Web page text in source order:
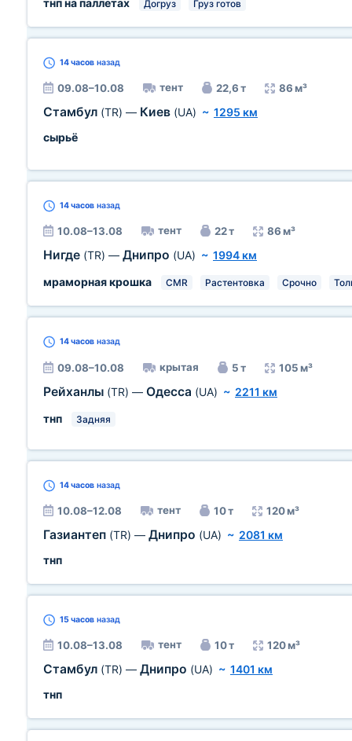
тнп на паллетах
Догруз Груз готов
14 часов назад
09.08–10.08 тент 22,6 т 86 м³
Стамбул (TR) — Киев (UA) ~ 1295 км
сырьё
14 часов назад
10.08–13.08 тент 22 т 86 м³
Нигде (TR) — Днипро (UA) ~ 1994 км
мраморная крошка
CMR Растентовка Срочно
14 часов назад
09.08–10.08 крытая 5 т 105 м³
Рейханлы (TR) — Одесса (UA) ~ 2211 км
тнп
Задняя
14 часов назад
10.08–12.08 тент 10 т 120 м³
Газиантеп (TR) — Днипро (UA) ~ 2081 км
тнп
15 часов назад
10.08–13.08 тент 10 т 120 м³
Стамбул (TR) — Днипро (UA) ~ 1401 км
тнп